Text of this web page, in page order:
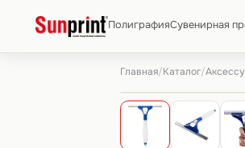
ПолиграфияСувенирная
Главная/Каталог/